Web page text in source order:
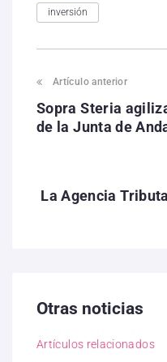
inversión
Artículo anterior
Sopra Steria
de la Junta de
La Agencia
Otras noticias
Artículos relacionados